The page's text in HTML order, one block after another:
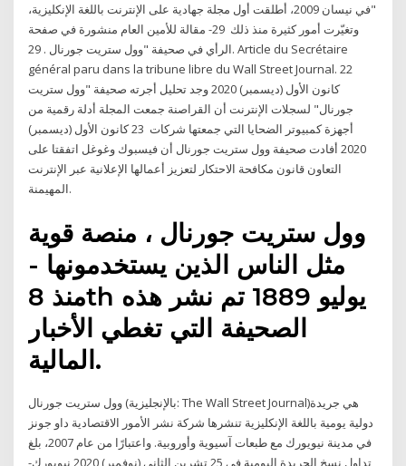
"في نيسان 2009، أطلقت أول مجلة جهادية على الإنترنت باللغة الإنكليزية،
وتغيّرت أمور كثيرة منذ ذلك 29- مقالة للأمين العام منشورة في صفحة
الرأي في صحيفة "وول ستريت جورنال . 29. Article du Secrétaire
général paru dans la tribune libre du Wall Street Journal. 22
كانون الأول (ديسمبر) 2020 وجد تحليل أجرته صحيفة "وول ستريت
جورنال" لسجلات الإنترنت أن القراصنة جمعت المجلة أدلة رقمية من
أجهزة كمبيوتر الضحايا التي جمعتها شركات 23 كانون الأول (ديسمبر)
2020 أفادت صحيفة وول ستريت جورنال أن فيسبوك وغوغل اتفقتا على
التعاون قانون مكافحة الاحتكار لتعزيز أعمالها الإعلانية عبر الإنترنت
المهيمنة.
وول ستريت جورنال ، منصة قوية
مثل الناس الذين يستخدمونها -
منذ 8th يوليو 1889 تم نشر هذه
الصحيفة التي تغطي الأخبار
المالية.
وول ستريت جورنال (بالإنجليزية: The Wall Street Journal)‏ هي جريدة
دولية يومية باللغة الإنكليزية تنشرها شركة نشر الأمور الاقتصادية داو جونز
في مدينة نيويورك مع طبعات آسيوية وأوروبية. واعتبارًا من عام 2007، بلغ
تداول نسخ الجريدة اليومية في 25 تشرين الثاني (نوفمبر) 2020 نيويورك-